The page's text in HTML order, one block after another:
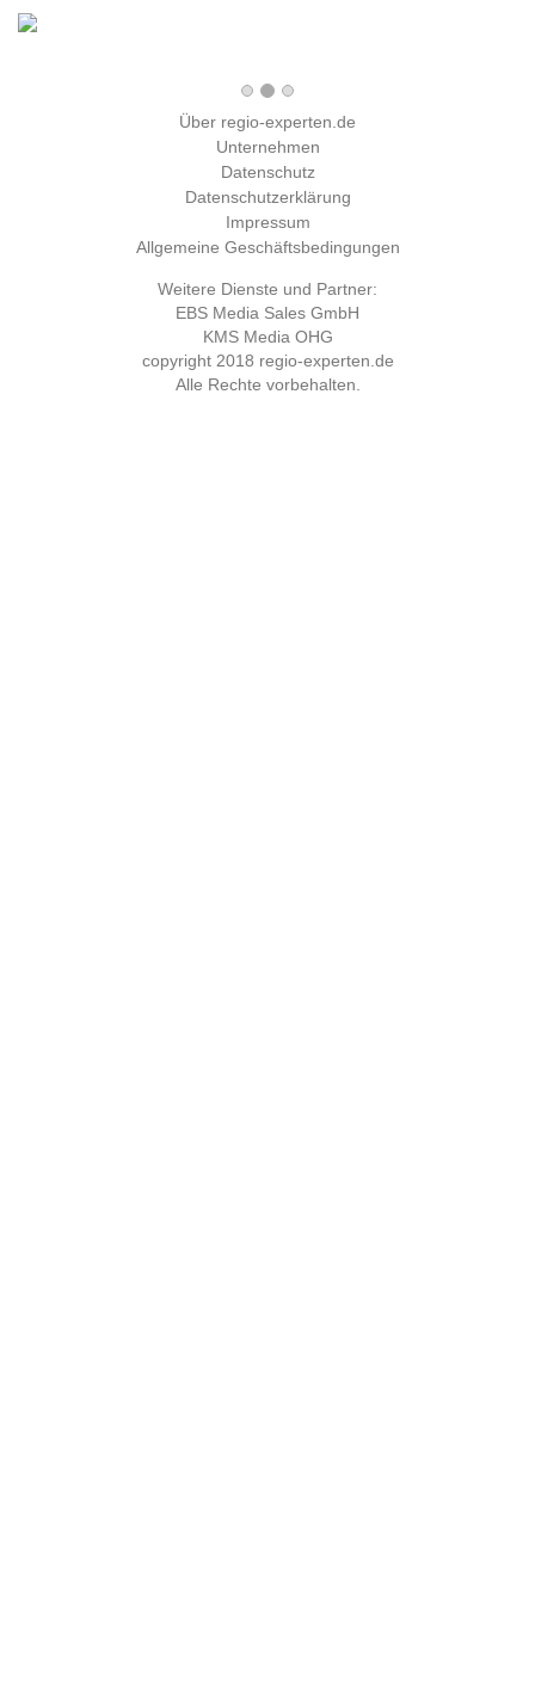
Über regio-experten.de
Unternehmen
Datenschutz
Datenschutzerklärung
Impressum
Allgemeine Geschäftsbedingungen
Weitere Dienste und Partner:
EBS Media Sales GmbH
KMS Media OHG
copyright 2018 regio-experten.de
Alle Rechte vorbehalten.